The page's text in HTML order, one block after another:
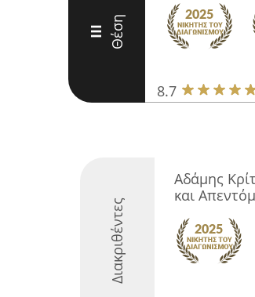
III Θέση
8.7
Διακριθέντες
Αδάμης
και